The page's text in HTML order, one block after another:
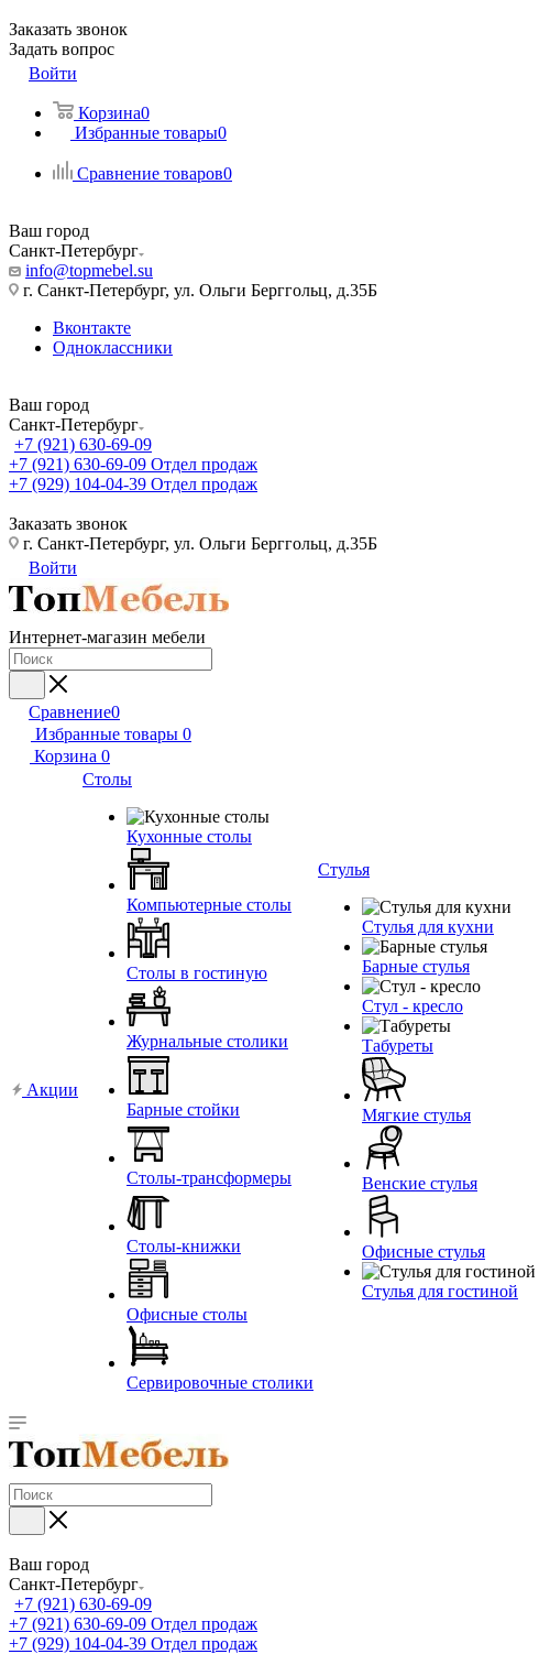
Заказать звонок
Задать вопрос
Войти
Корзина0
Избранные товары0
Сравнение товаров0
Ваш город
Санкт-Петербург
info@topmebel.su
г. Санкт-Петербург, ул. Ольги Берггольц, д.35Б
Вконтакте
Одноклассники
Ваш город
Санкт-Петербург
+7 (921) 630-69-09
+7 (921) 630-69-09 Отдел продаж
+7 (929) 104-04-39 Отдел продаж
Заказать звонок
г. Санкт-Петербург, ул. Ольги Берггольц, д.35Б
Войти
Интернет-магазин мебели
Сравнение0
Избранные товары 0
Корзина 0
Акции
Столы
Кухонные столы
Компьютерные столы
Столы в гостиную
Журнальные столики
Барные стойки
Столы-трансформеры
Столы-книжки
Офисные столы
Сервировочные столики
Стулья
Стулья для кухни
Барные стулья
Стул - кресло
Табуреты
Мягкие стулья
Венские стулья
Офисные стулья
Стулья для гостиной
Ваш город
Санкт-Петербург
+7 (921) 630-69-09
+7 (921) 630-69-09 Отдел продаж
+7 (929) 104-04-39 Отдел продаж